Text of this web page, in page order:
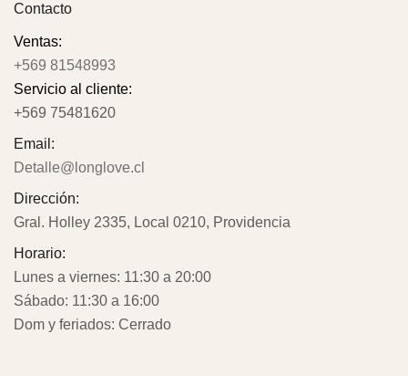
Contacto
Ventas:
+569 81548993
Servicio al cliente:
+569 75481620
Email:
Detalle@longlove.cl
Dirección:
Gral. Holley 2335, Local 0210, Providencia
Horario:
Lunes a viernes: 11:30 a 20:00
Sábado: 11:30 a 16:00
Dom y feriados: Cerrado